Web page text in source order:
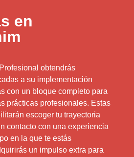
en
obtendrás
a su implementación
con un bloque completo para
prácticas profesionales. Estas
escoger tu trayectoria
contacto con una experiencia
en la que te estás
un impulso extra para